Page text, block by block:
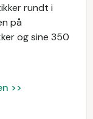
rundt i
på
og sine 350
>>